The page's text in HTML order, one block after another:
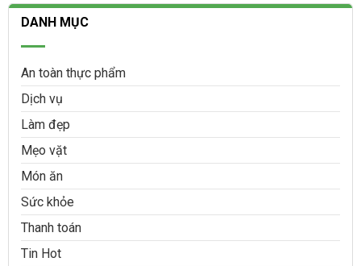
DANH MỤC
An toàn thực phẩm
Dịch vụ
Làm đẹp
Mẹo vặt
Món ăn
Sức khỏe
Thanh toán
Tin Hot